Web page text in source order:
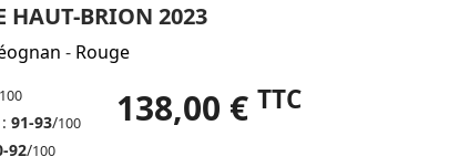
HAUT-BRION 2023
- Rouge
100
91-93/100
92/100
138,00 € TTC